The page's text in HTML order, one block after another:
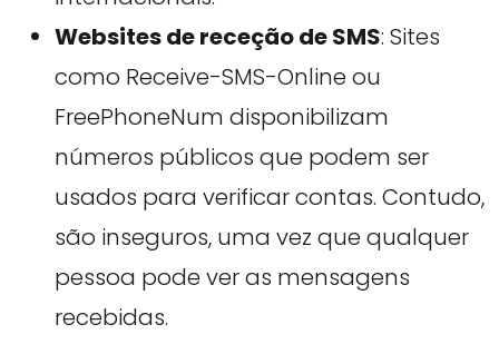
Websites de receção de SMS: Sites
como Receive-SMS-Online ou
FreePhoneNum disponibilizam
números públicos que podem ser
usados para verificar contas. Contudo,
são inseguros, uma vez que qualquer
pessoa pode ver as mensagens
recebidas.